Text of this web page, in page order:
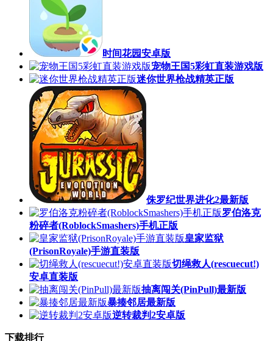
时间花园安卓版
宠物王国5彩虹直装游戏版
迷你世界枪战精英正版
侏罗纪世界进化2最新版
罗伯洛克
粉碎者(RoblockSmashers)手机正版
皇家监狱
(PrisonRoyale)手游直装版
切绳救人(rescuecut!)
安卓直装版
抽离闯关(PinPull)最新版
暴揍邻居最新版
逆转裁判2安卓版
下载排行